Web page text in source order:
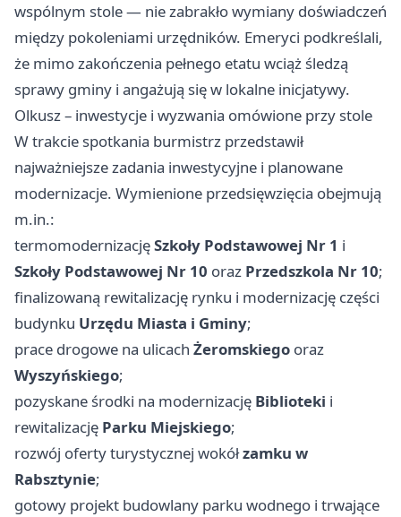
wspólnym stole — nie zabrakło wymiany doświadczeń
między pokoleniami urzędników. Emeryci podkreślali,
że mimo zakończenia pełnego etatu wciąż śledzą
sprawy gminy i angażują się w lokalne inicjatywy.
Olkusz – inwestycje i wyzwania omówione przy stole
W trakcie spotkania burmistrz przedstawił
najważniejsze zadania inwestycyjne i planowane
modernizacje. Wymienione przedsięwzięcia obejmują
m.in.:
termomodernizacjęSzkoły Podstawowej Nr 1 i
Szkoły Podstawowej Nr 10 oraz Przedszkola Nr 10;
finalizowaną rewitalizację rynku i modernizację części
budynku Urzędu Miasta i Gminy;
prace drogowe na ulicach Żeromskiego oraz
Wyszyńskiego;
pozyskane środki na modernizację Biblioteki i
rewitalizację Parku Miejskiego;
rozwój oferty turystycznej wokółzamku w
Rabsztynie;
gotowy projekt budowlany parku wodnego i trwające